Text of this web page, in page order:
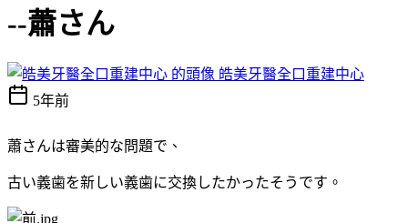
‐‐蕭さん
皓美牙醫全口重建中心
5年前
蕭さんは審美的な問題で、
古い義歯を新しい義歯に交換したかったそうです。